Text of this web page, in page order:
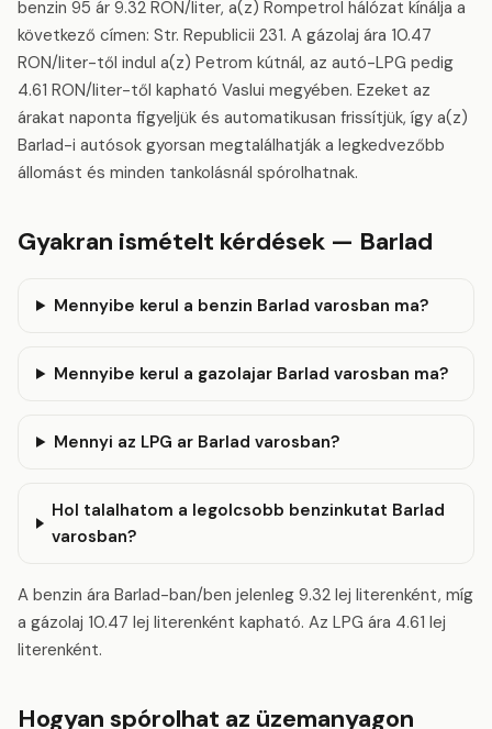
benzin 95 ár 9.32 RON/liter, a(z) Rompetrol hálózat kínálja a
következő címen: Str. Republicii 231. A gázolaj ára 10.47
RON/liter-től indul a(z) Petrom kútnál, az autó-LPG pedig
4.61 RON/liter-től kapható Vaslui megyében. Ezeket az
árakat naponta figyeljük és automatikusan frissítjük, így a(z)
Barlad-i autósok gyorsan megtalálhatják a legkedvezőbb
állomást és minden tankolásnál spórolhatnak.
Gyakran ismételt kérdések — Barlad
Mennyibe kerul a benzin Barlad varosban ma?
Mennyibe kerul a gazolajar Barlad varosban ma?
Mennyi az LPG ar Barlad varosban?
Hol talalhatom a legolcsobb benzinkutat Barlad
varosban?
A benzin ára Barlad-ban/ben jelenleg 9.32 lej literenként, míg
a gázolaj 10.47 lej literenként kapható. Az LPG ára 4.61 lej
literenként.
Hogyan spórolhat az üzemanyagon